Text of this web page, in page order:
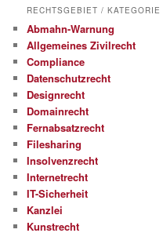
RECHTSGEBIET / KATEGORIE
Abmahn-Warnung
Allgemeines Zivilrecht
Compliance
Datenschutzrecht
Designrecht
Domainrecht
Fernabsatzrecht
Filesharing
Insolvenzrecht
Internetrecht
IT-Sicherheit
Kanzlei
Kunstrecht